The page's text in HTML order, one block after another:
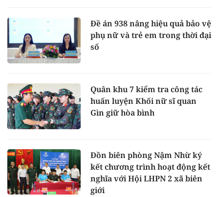
Đề án 938 nâng hiệu quả bảo vệ
phụ nữ và trẻ em trong thời đại
số
Quân khu 7 kiểm tra công tác
huấn luyện Khối nữ sĩ quan
Gìn giữ hòa bình
Đồn biên phòng Nậm Nhừ ký
kết chương trình hoạt động kết
nghĩa với Hội LHPN 2 xã biên
giới